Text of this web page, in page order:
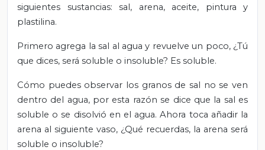
siguientes sustancias: sal, arena, aceite, pintura y
plastilina.
Primero agrega la sal al agua y revuelve un poco, ¿Tú
que dices, será soluble o insoluble? Es soluble.
Cómo puedes observar los granos de sal no se ven
dentro del agua, por esta razón se dice que la sal es
soluble o se disolvió en el agua. Ahora toca añadir la
arena al siguiente vaso, ¿Qué recuerdas, la arena será
soluble o insoluble?